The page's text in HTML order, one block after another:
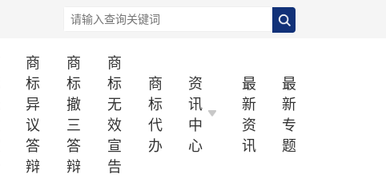
商
标
异
议
答
辩
商
标
撤
三
答
辩
商
标
无
效
宣
告
商
标
代
办
资
讯
中
心
最
新
资
讯
最
新
专
题